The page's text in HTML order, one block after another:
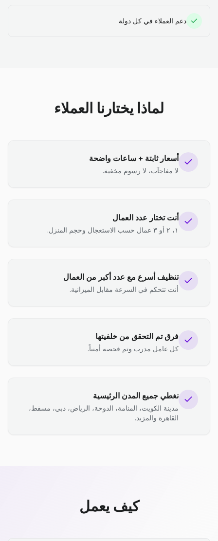
دعم العملاء في كل دولة
لماذا يختارنا العملاء
أسعار ثابتة + ساعات واضحة
لا مفاجآت، لا رسوم مخفية.
أنت تختار عدد العمال
١، ٢ أو ٣ عمال حسب الاستعجال وحجم المنزل.
تنظيف أسرع مع عدد أكبر من العمال
أنت تتحكم في السرعة مقابل الميزانية.
فرق تم التحقق من خلفيتها
كل عامل مدرب وتم فحصه أمنياً.
نغطي جميع المدن الرئيسية
مدينة الكويت، المنامة، الدوحة، الرياض، دبي، مسقط،
القاهرة والمزيد.
كيف يعمل